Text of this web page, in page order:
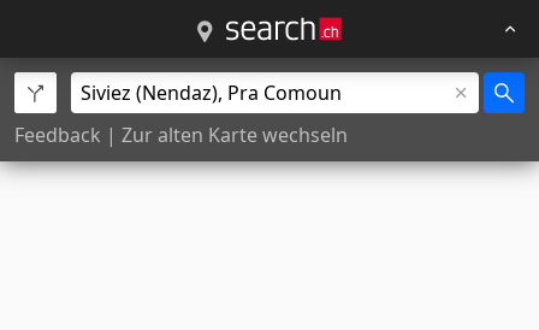
Feedback | Zur alten Karte wechseln